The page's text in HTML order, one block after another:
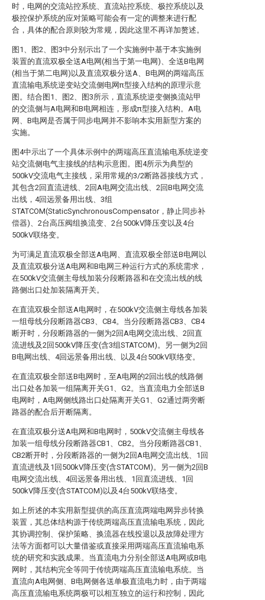
时，电网的交流站控系统、直流站控系统、极控系统以及
极控保护系统的应对策略可能会有一定的调整来进行配
合，具体的配合原则较为常规，因此这里不再详加赘述。
图1、图2、图3中分别示出了一个实施例中基于本实施例
装置的直流双极全送A电网(相当于第一电网)、全送B电网
(相当于第二电网)以及直流双极分送A、B电网的两端高压
直流输电系统逆变站交流侧电网π型接入结构的原理示意
图。结合图1、图2、图3所示，直流系统逆变侧换流站甲
的交流侧与A电网和B电网相连，形成π型接入结构。A电
网、B电网是否属于同步电网并不影响本实用新型方案的
实施。
图4中示出了一个具体示例中的两端高压直流输电系统逆变
站交流侧电气主接线的结构示意图。图4所示为典型的
500kV交流电气主接线，采用常规的3/2断路器接线方式，
其包含2回直流进线、2回A电网交流出线、2回B电网交流
出线，4回远景备用出线、3组
STATCOM(StaticSynchronousCompensator，静止同步补
偿器)、2台高压阀组换流变、2台500kV降压变以及4台
500kV联络变。
为可满足直流双极全部送A电网、直流双极全部送B电网以
及直流双极分送A电网和B电网三种运行方式的系统需求，
在500kV交流侧主母线加装分段断路器和在交流出线的线
路侧出口处加装隔离开关。
在直流双极全部送A电网时，在500kV交流侧主母线各加装
一组母线分段断路器CB3、CB4。当分段断路器CB3、CB4
断开时，分段断路器的一侧为2回A电网交流出线、2回直
流进线及2回500kV降压变(含3组STATCOM)。另一侧为2回
B电网出线、4回远景备用出线、以及4台500kV联络变。
在直流双极全部送B电网时，至A电网的2回出线的线路侧
出口处各加装一组隔离开关G1、G2。当直流电力全部送B
电网时，A电网侧线路出口处隔离开关G1、G2通过两旁断
路器的配合后开断隔离。
在直流双极分送A电网和B电网时，500kV交流侧主母线各
加装一组母线分段断路器CB1、CB2。当分段断路器CB1、
CB2断开时，分段断路器的一侧为2回A电网交流出线、1回
直流进线及1回500kV降压变(含STATCOM)。另一侧为2回B
电网交流出线、4回远景备用出线、1回直流进线、1回
500kV降压变(含STATCOM)以及4台500kV联络变。
如上所述的本实用新型提供的高压直流两端电网异步转换
装置，其总体结构源于传统两端高压直流输电系统，因此
其协调控制、保护策略、换流器在线投退以及故障处理方
法等方面都可以大量借鉴或直接采用两端高压直流输电系
统的研究和实践成果。当直流电力分别全部送A电网或B电
网时，其结构完全等同于传统两端高压直流输电系统。当
直流向A电网侧、B电网侧各送单极直流电力时，由于两端
高压直流输电系统两极可以相互独立的运行和控制，因此